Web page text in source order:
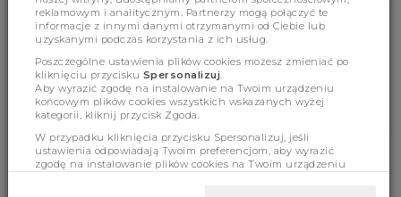
Cechy produktu
Wymiary
reklamowym i analitycznym. Partnerzy mogą połączyć te
informacje z innymi danymi otrzymanymi od Ciebie lub
uzyskanymi podczas korzystania z ich usług.
Poszczególne ustawienia plików cookies możesz zmieniać po
kliknięciu przycisku Spersonalizuj
Aby wyrazić zgodę na instalowanie na Twoim urządzeniu
końcowym plików cookies wszystkich wskazanych wyżej
kategorii, kliknij przycisk Zgoda.
W przypadku kliknięcia przycisku Spersonalizuj, jeśli
ustawienia odpowiadają Twoim preferencjom, aby wyrazić
zgodę na instalowanie plików cookies na Twoim urządzeniu